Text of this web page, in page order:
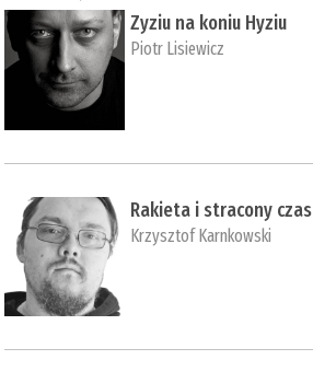
Zyziu na koniu Hyziu
Piotr Lisiewicz
Rakieta i stracony czas
Krzysztof Karnkowski